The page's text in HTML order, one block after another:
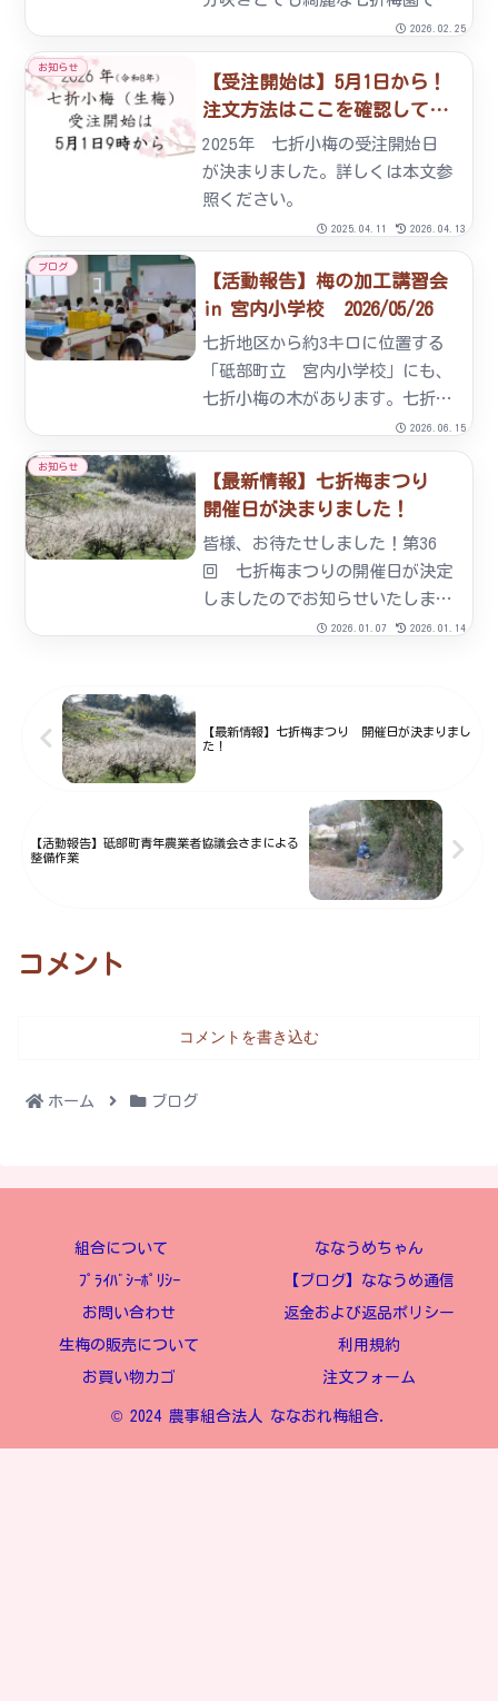
タートを切りました。 この投稿
をInstagramで見る 愛媛県 な
なおれ梅組合
(@nanaore.ume.kumiai)がシェ
アした投稿21日から...
2026.02.25
お知らせ
【受注開始は】5月1日から！
注文方法はここを確認してく
ださい！ 2026/04/13更新
2025年 七折小梅の受注開始日
が決まりました。詳しくは本文参
照ください。
2025.04.11 2026.04.13
ブログ
【活動報告】梅の加工講習会
in 宮内小学校 2026/05/26
七折地区から約3キロに位置する
「砥部町立 宮内小学校」にも、
七折小梅の木があります。七折小
梅は町の花であり、その実は特産
品でもあります。児童にとって
は、地域を知る上でも、郷土への
愛着形成の意味でも切っても切れ
ない関係なのです。小学校にある
木...
2026.06.15
お知らせ
【最新情報】七折梅まつり
開催日が決まりました！
皆様、お待たせしました！第36
回 七折梅まつりの開催日が決定
しましたのでお知らせいたしま
す。2026年(令和8年)2月21日
の方は無料）売...
2026.01.07 2026.01.14
【最新情報】七折梅まつり 開催日が決まりまし
た！
【活動報告】砥部町青年農業者協議会さまによる
整備作業
コメント
コメントを書き込む
ホーム ブログ
組合について ななうめちゃん
ﾌﾟﾗｲﾊﾞｼｰﾎﾟﾘｼｰ 【ブログ】ななうめ通信
お問い合わせ 返金および返品ポリシー
生梅の販売について 利用規約
お買い物カゴ 注文フォーム
© 2024 農事組合法人 ななおれ梅組合.